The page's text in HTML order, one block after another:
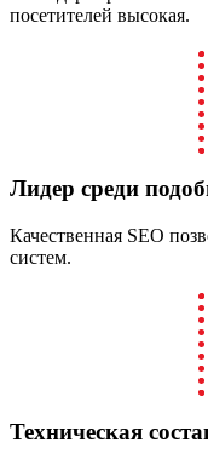
посетителей высокая.
Лидер среди
Качественная SEO
систем.
Техническая